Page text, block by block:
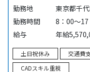
勤務地
東京都千
勤務時間
8：00～
給与
年給
土日祝休み 交通費
CADスキル重視